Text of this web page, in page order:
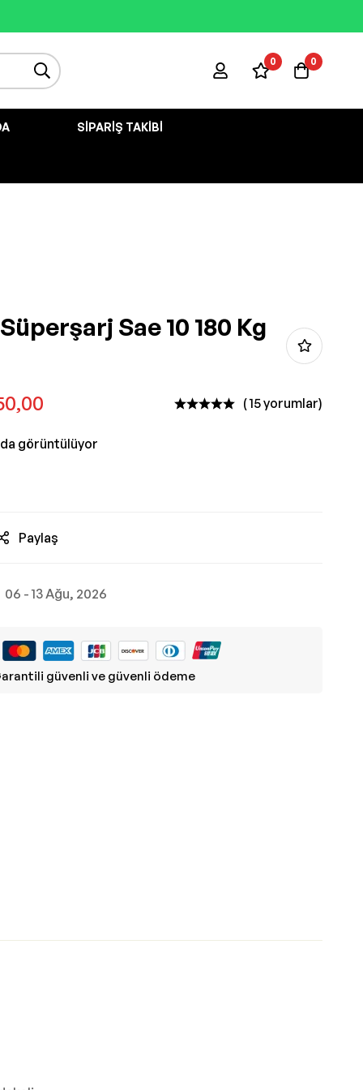
0 0
SIPARIŞ TAKIBI
Sae 10 180 Kg
( 15 yorumlar)
görüntülüyor
Paylaş
06 - 13 Ağu, 2026
güvenli ve güvenli ödeme